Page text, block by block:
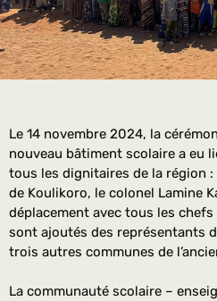
Le 14 novembre 2024, la
nouveau bâtiment scolaire a eu
tous les dignitaires de la région
de Koulikoro, le colonel Lamine
déplacement avec tous les chefs
sont ajoutés des représentants
trois autres communes de
La communauté scolaire –